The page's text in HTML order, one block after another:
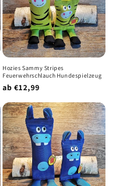
Hozies Sammy Stripes
Feuerwehrschlauch Hundespielzeug
Normaler
ab €12,99